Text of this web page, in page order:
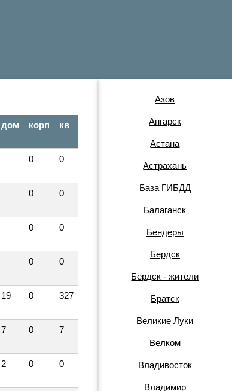
дом корп кв
0 0
0 0
0 0
0 0
19 0 327
7 0 7
2 0 0
Азов
Ангарск
Астана
Астрахань
База ГИБДД
Балаганск
Бендеры
Бердск
Бердск - жители
Братск
Великие Луки
Велком
Владивосток
Владимир